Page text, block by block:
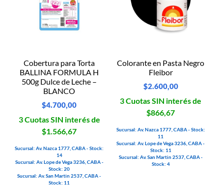
Cobertura para Torta
BALLINA FORMULA H
500g Dulce de Leche –
BLANCO
$4.700,00
3 Cuotas SIN interés de
$1.566,67
Sucursal: Av. Nazca 1777, CABA - Stock:
14
Sucursal: Av. Lope de Vega 3236, CABA -
Stock: 20
Sucursal: Av. San Martin 2537, CABA -
Stock: 11
Colorante en Pasta Negro
Fleibor
$2.600,00
3 Cuotas SIN interés de
$866,67
Sucursal: Av. Nazca 1777, CABA - Stock:
11
Sucursal: Av. Lope de Vega 3236, CABA -
Stock: 11
Sucursal: Av. San Martin 2537, CABA -
Stock: 4